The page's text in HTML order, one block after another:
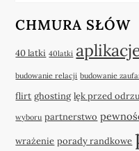
CHMURA SŁÓW
40 latki 40latki
budowanie relacji budowanie
flirt ghosting lęk przed
wyboru partnerstwo
wrażenie porady randkowe